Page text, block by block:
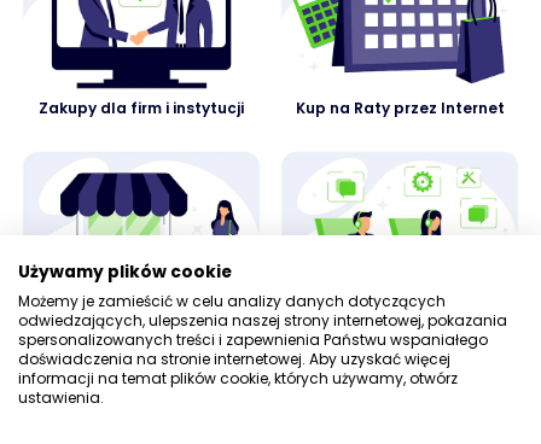
Zakupy dla firm i instytucji Kup na Raty przez Internet
Odbiór zamówienia w sklepie
Kontakt z działem obsługi
klienta
Używamy plików cookie
Możemy je zamieścić w celu analizy danych dotyczących
odwiedzających, ulepszenia naszej strony internetowej, pokazania
spersonalizowanych treści i zapewnienia Państwu wspaniałego
doświadczenia na stronie internetowej. Aby uzyskać więcej
informacji na temat plików cookie, których używamy, otwórz
ustawienia.